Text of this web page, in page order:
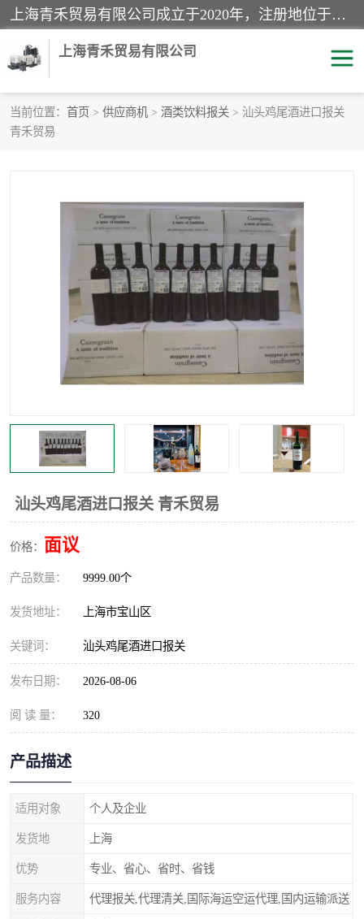
上海青禾贸易有限公司成立于2020年，注册地位于上海市宝山区。经营范围包括：机械设备、五金制品、劳防用品、电子产品、塑胶制品、家具、模具、纺织品、仪器仪表、建筑材料、装饰材料、化工产品、金属制品、机车配件等货物进出口报关、清关服务。
上海青禾贸易有限公司
当前位置： 首页 > 供应商机 > 酒类饮料报关 > 汕头鸡尾酒进口报关
青禾贸易
汕头鸡尾酒进口报关 青禾贸易
价格： 面议
产品数量： 9999.00个
发货地址： 上海市宝山区
关键词： 汕头鸡尾酒进口报关
发布日期： 2026-08-06
阅 读 量： 320
产品描述
适用对象 个人及企业
发货地 上海
优势 专业、省心、省时、省钱
服务内容 代理报关,代理清关,国际海运空运代理,国内运输派送
酒类饮料报关
进口杂货清关
家用电器报关 机床进口清关
国际灯具清关